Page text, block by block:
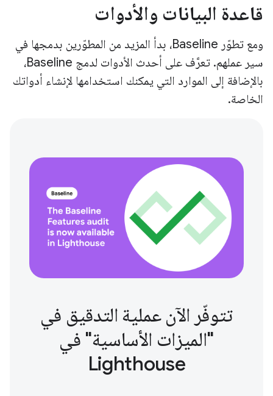
قاعدة البيانات والأدوات
ومع تطوّر Baseline، بدأ المزيد من المطوّرين بدمجها في
سير عملهم. تعرَّف على أحدث الأدوات لدمج Baseline،
بالإضافة إلى الموارد التي يمكنك استخدامها لإنشاء أدواتك
الخاصة.
تتوفّر الآن عملية التدقيق في
"الميزات الأساسية" في
Lighthouse